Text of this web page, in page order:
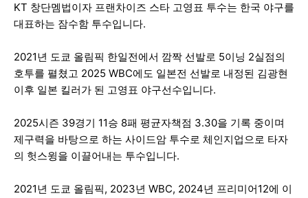
KT 창단멤법이자 프랜차이즈 스타 고영표 투수는 한국 야구를
대표하는 잠수함 투수입니다.
2021년 도쿄 올림픽 한일전에서 깜짝 선발로 5이닝 2실점의
호투를 펼쳤고 2025 WBC에도 일본전 선발로 내정된 김광현
이후 일본 킬러가 된 고영표 야구선수입니다.
2025시즌 39경기 11승 8패 평균자책점 3.30을 기록 중이며
제구력을 바탕으로 하는 사이드암 투수로 체인지업으로 타자
의 헛스윙을 이끌어내는 투수입니다.
2021년 도쿄 올림픽, 2023년 WBC, 2024년 프리미어12에 이